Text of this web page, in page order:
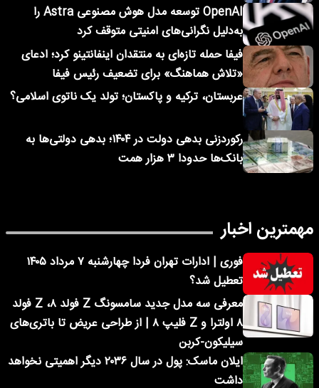
OpenAI توسعه مدل هوش مصنوعی Astra را
به‌دلیل نگرانی‌های امنیتی متوقف کرد
فیفا حمله تازه‌ای به منتقدان اینفانتینو کرد؛ ادعای
«تلاش هماهنگ» برای تضعیف رئیس فیفا
عربستان، ترکیه و پاکستان؛ تولد یک ناتوی اسلامی؟
رکوردزنی بدهی دولت در ۱۴۰۴؛ بدهی دولتی‌ها به
بانک‌ها حدودا ۳ هزار همت
مهمترین اخبار
فوری | ادارات تهران فردا چهارشنبه ۷ مرداد ۱۴۰۵
تعطیل شد؟
معرفی سه مدل جدید سامسونگ Z فولد ۸، Z فولد
۸ اولترا و Z فلیپ ۸ | از طراحی عریض تا باتری‌های
سیلیکون-کربن
ایلان ماسک: پول در سال ۲۰۳۶ دیگر اهمیتی نخواهد
داشت